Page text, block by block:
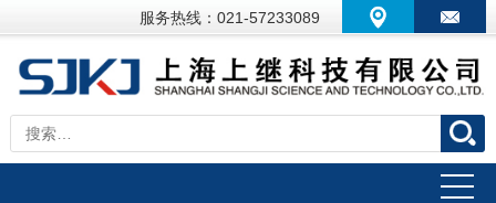
服务热线：021-57233089